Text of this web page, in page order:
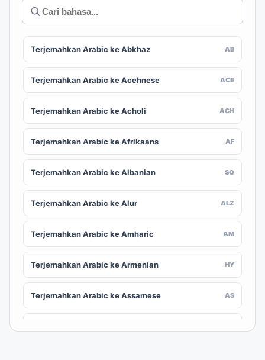
Terjemahkan Arabic ke Abkhaz AB
Terjemahkan Arabic ke Acehnese ACE
Terjemahkan Arabic ke Acholi ACH
Terjemahkan Arabic ke Afrikaans AF
Terjemahkan Arabic ke Albanian SQ
Terjemahkan Arabic ke Alur ALZ
Terjemahkan Arabic ke Amharic AM
Terjemahkan Arabic ke Armenian HY
Terjemahkan Arabic ke Assamese AS